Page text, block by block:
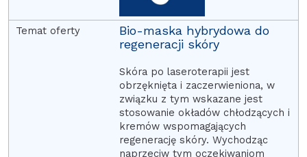
Bio-maska hybrydowa do
regeneracji skóry
Skóra po laseroterapii jest
obrzęknięta i zaczerwieniona, w
związku z tym wskazane jest
stosowanie okładów chłodzących i
kremów wspomagających
regenerację skóry. Wychodząc
naprzeciw tym oczekiwaniom